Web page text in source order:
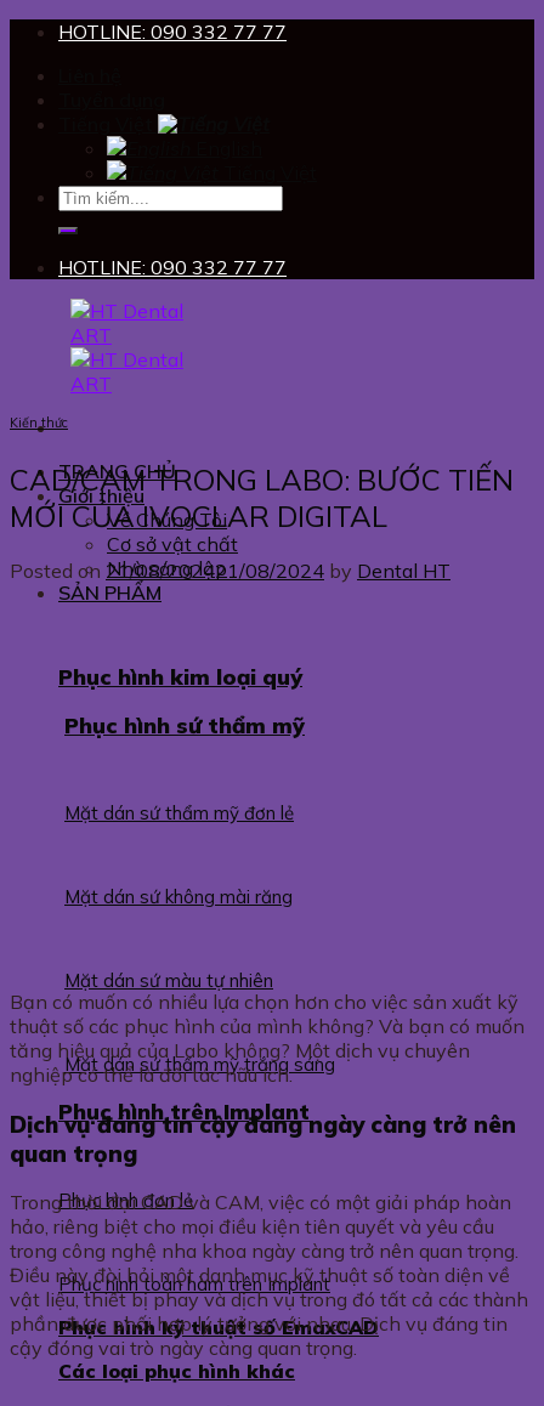
Skip
content
HOTLINE: 090 332 77 77
HOTLINE: 090 332 77 77
TRANG CHỦ
Giới thiệu
Về Chúng Tôi
Cơ sở vật chất
Nhà sáng lập
SẢN PHẨM
Phục hình kim loại quý
Phục hình sứ thẩm mỹ
Mặt dán sứ thẩm mỹ đơn lẻ
Mặt dán sứ không mài răng
Mặt dán sứ màu tự nhiên
Mặt dán sứ thẩm mỹ trắng sáng
Phục hình trên Implant
Phục hình đơn lẻ
Phục hình toàn hàm trên Implant
Phục hình kỹ thuật số EmaxCAD
Các loại phục hình khác
Kiến thức
CAD/CAM TRONG LABO: BƯỚC TIẾN
MỚI CỦA IVOCLAR DIGITAL
Posted on 21/08/202421/08/2024 by Dental HT
Bạn có muốn có nhiều lựa chọn hơn cho việc sản xuất kỹ
thuật số các phục hình của mình không? Và bạn có muốn
tăng hiệu quả của Labo không? Một dịch vụ chuyên
nghiệp có thể là đối tác hữu ích.
Dịch vụ đáng tin cậy đang ngày càng trở nên
quan trọng
Trong thời đại CAD và CAM, việc có một giải pháp hoàn
hảo, riêng biệt cho mọi điều kiện tiên quyết và yêu cầu
trong công nghệ nha khoa ngày càng trở nên quan trọng.
Điều này đòi hỏi một danh mục kỹ thuật số toàn diện về
vật liệu, thiết bị phay và dịch vụ trong đó tất cả các thành
phần được phối hợp lý tưởng với nhau. Dịch vụ đáng tin
cậy đóng vai trò ngày càng quan trọng.